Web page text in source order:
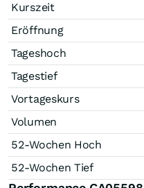
Kurszeit
Eröffnung
Tageshoch
Tagestief
Vortageskurs
Volumen
52-Wochen Hoch
52-Wochen Tief